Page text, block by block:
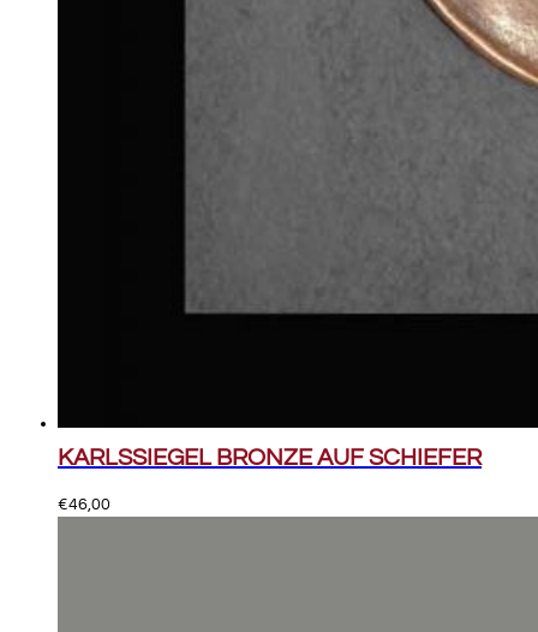
KARLSSIEGEL BRONZE AUF SCHIEFER
€46,00